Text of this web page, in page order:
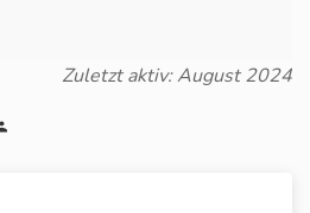
Zuletzt aktiv: August 2024